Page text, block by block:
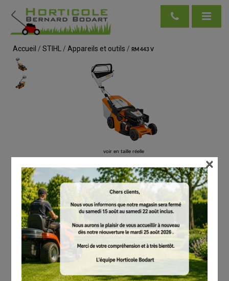
Accueil / STIHL/ Appareils et outils / RM 443 V
voir en taille réelle
RM 443 V
# WB400113420
Tondeuses à gazon
649.00
Tous les prix comprennent la TVA de 21%.
Réserver
Tondeuse thermique RM 443 V particulièrement maniable grâce à l’entraînement Vario.
Idéale pour les jardins aux nombreux recoins
×